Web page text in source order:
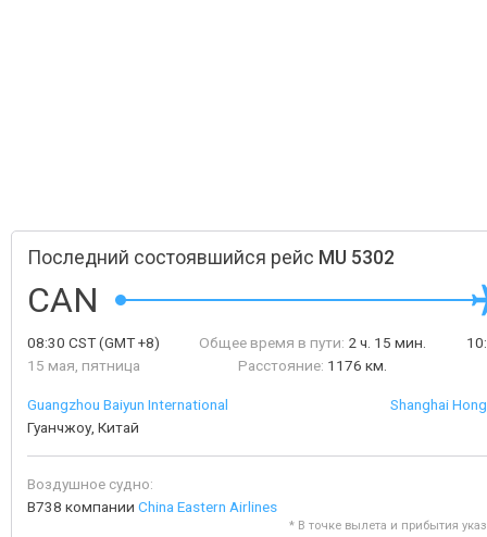
Последний состоявшийся рейс MU 5302
CAN
08:30 CST(GMT +8)
15 мая, пятница
Общее время в пути: 2 ч. 15 мин.
Расстояние: 1176 км.
Guangzhou Baiyun International
Гуанчжоу, Китай
Shanghai
Воздушное судно:
B738 компании China Eastern Airlines
* В точке вылета и прибытия